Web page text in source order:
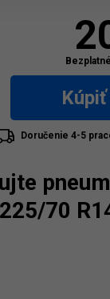
Bezplatné
Kúpiť
Doručenie 4-5
70